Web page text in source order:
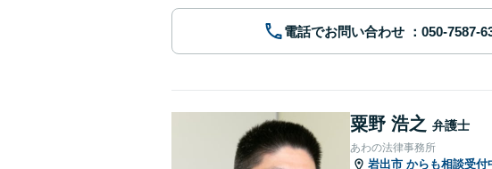
電話でお問い合わせ
粟野 浩之 弁護士
あわの法律事務所
岩出市 からも相談受付